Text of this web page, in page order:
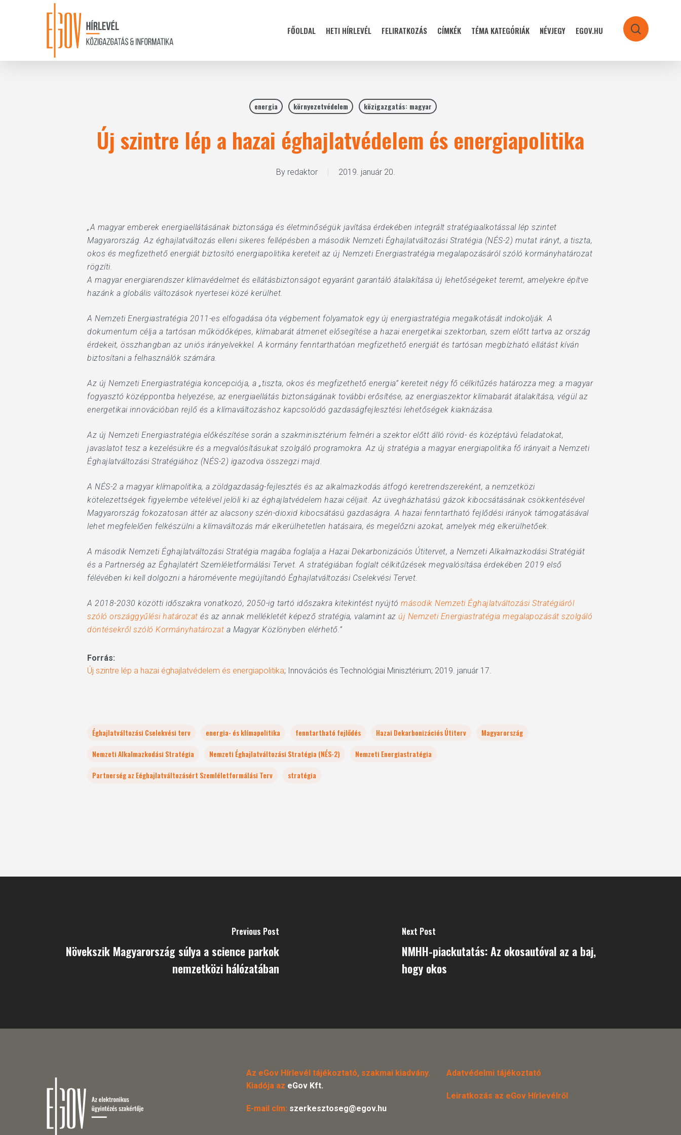
Hit enter to search or ESC to close
FŐOLDAL HETI HÍRLEVÉL FELIRATKOZÁS CÍMKÉK TÉMA KATEGÓRIÁK NÉVJEGY EGOV.HU search
energia környezetvédelem közigazgatás: magyar
Új szintre lép a hazai éghajlatvédelem és energiapolitika
By redaktor 2019. január 20.
„A magyar emberek energiaellátásának biztonsága és életminőségük javítása érdekében integrált stratégiaalkotással lép szintet
Magyarország. Az éghajlatváltozás elleni sikeres fellépésben a második Nemzeti Éghajlatváltozási Stratégia (NÉS-2) mutat irányt, a tiszta,
okos és megfizethető energiát biztosító energiapolitika kereteit az új Nemzeti Energiastratégia megalapozásáról szóló kormányhatározat
rögzíti.
A magyar energiarendszer klímavédelmet és ellátásbiztonságot egyaránt garantáló átalakítása új lehetőségeket teremt, amelyekre építve
hazánk a globális változások nyertesei közé kerülhet.
A Nemzeti Energiastratégia 2011-es elfogadása óta végbement folyamatok egy új energiastratégia megalkotását indokolják. A
dokumentum célja a tartósan működőképes, klímabarát átmenet elősegítése a hazai energetikai szektorban, szem előtt tartva az ország
érdekeit, összhangban az uniós irányelvekkel. A kormány fenntarthatóan megfizethető energiát és tartósan megbízható ellátást kíván
biztosítani a felhasználók számára.
Az új Nemzeti Energiastratégia koncepciója, a „tiszta, okos és megfizethető energia” kereteit négy fő célkitűzés határozza meg: a magyar
fogyasztó középpontba helyezése, az energiaellátás biztonságának további erősítése, az energiaszektor klímabarát átalakítása, végül az
energetikai innovációban rejlő és a klímaváltozáshoz kapcsolódó gazdaságfejlesztési lehetőségek kiaknázása.
Az új Nemzeti Energiastratégia előkészítése során a szakminisztérium felméri a szektor előtt álló rövid- és középtávú feladatokat,
javaslatot tesz a kezelésükre és a megvalósításukat szolgáló programokra. Az új stratégia a magyar energiapolitika fő irányait a Nemzeti
Éghajlatváltozási Stratégiához (NÉS-2) igazodva összegzi majd.
A NÉS-2 a magyar klímapolitika, a zöldgazdaság-fejlesztés és az alkalmazkodás átfogó keretrendszereként, a nemzetközi
kötelezettségek figyelembe vételével jelöli ki az éghajlatvédelem hazai céljait. Az üvegházhatású gázok kibocsátásának csökkentésével
Magyarország fokozatosan áttér az alacsony szén-dioxid kibocsátású gazdaságra. A hazai fenntartható fejlődési irányok támogatásával
lehet megfelelően felkészülni a klímaváltozás már elkerülhetetlen hatásaira, és megelőzni azokat, amelyek még elkerülhetőek.
A második Nemzeti Éghajlatváltozási Stratégia magába foglalja a Hazai Dekarbonizációs Útitervet, a Nemzeti Alkalmazkodási Stratégiát
és a Partnerség az Éghajlatért Szemléletformálási Tervet. A stratégiában foglalt célkitűzések megvalósítása érdekében 2019 első
félévében ki kell dolgozni a háromévente megújítandó Éghajlatváltozási Cselekvési Tervet.
A 2018-2030 közötti időszakra vonatkozó, 2050-ig tartó időszakra kitekintést nyújtó második Nemzeti Éghajlatváltozási Stratégiáról
szóló országgyűlési határozat és az annak mellékletét képező stratégia, valamint az új Nemzeti Energiastratégia megalapozását szolgáló
döntésekről szóló Kormányhatározat a Magyar Közlönyben elérhető.”
Forrás:
Új szintre lép a hazai éghajlatvédelem és energiapolitika; Innovációs és Technológiai Minisztérium; 2019. január 17.
Éghajlatváltozási Cselekvési terv energia- és klímapolitika fenntartható fejlődés Hazai Dekarbonizációs Útiterv
Magyarország
Nemzeti Alkalmazkodási Stratégia
Nemzeti Éghajlatváltozási Stratégia (NÉS-2)
Nemzeti Energiastratégia
Partnerség az Eéghajlatváltozásért Szemléletformálási Terv
stratégia
Previous Post
Növekszik Magyarország súlya a science parkok
nemzetközi hálózatában
Next Post
NMHH-piackutatás: Az okosautóval az a baj,
hogy okos
Az eGov Hírlevél tájékoztató, szakmai kiadvány.
Kiadója az eGov Kft.
E-mail cím: szerkesztoseg@egov.hu
Adatvédelmi tájékoztató
Leiratkozás az eGov Hírlevélről